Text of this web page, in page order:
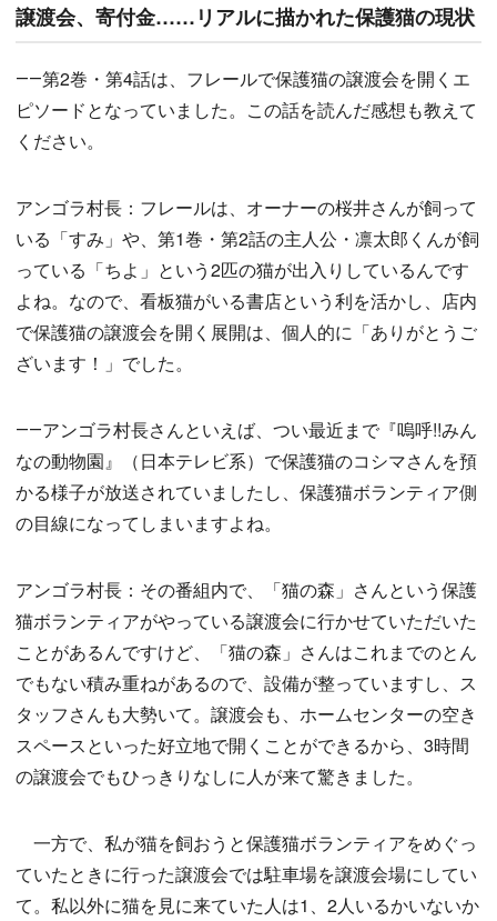
譲渡会、寄付金……リアルに描かれた保護猫の現状
――第2巻・第4話は、フレールで保護猫の譲渡会を開くエ
ピソードとなっていました。この話を読んだ感想も教えて
ください。
アンゴラ村長：フレールは、オーナーの桜井さんが飼って
いる「すみ」や、第1巻・第2話の主人公・凛太郎くんが飼
っている「ちよ」という2匹の猫が出入りしているんです
よね。なので、看板猫がいる書店という利を活かし、店内
で保護猫の譲渡会を開く展開は、個人的に「ありがとうご
ざいます！」でした。
――アンゴラ村長さんといえば、つい最近まで『嗚呼!!みん
なの動物園』（日本テレビ系）で保護猫のコシマさんを預
かる様子が放送されていましたし、保護猫ボランティア側
の目線になってしまいますよね。
アンゴラ村長：その番組内で、「猫の森」さんという保護
猫ボランティアがやっている譲渡会に行かせていただいた
ことがあるんですけど、「猫の森」さんはこれまでのとん
でもない積み重ねがあるので、設備が整っていますし、ス
タッフさんも大勢いて。譲渡会も、ホームセンターの空き
スペースといった好立地で開くことができるから、3時間
の譲渡会でもひっきりなしに人が来て驚きました。
一方で、私が猫を飼おうと保護猫ボランティアをめぐっ
ていたときに行った譲渡会では駐車場を譲渡会場にしてい
て。私以外に猫を見に来ていた人は1、2人いるかいないか